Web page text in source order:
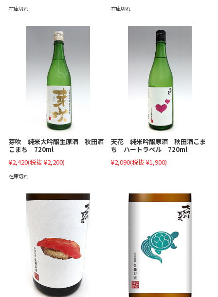
在庫切れ 在庫切れ
芽吹 純米大吟醸生原酒 秋田酒
こまち 720ml
¥2,420(税抜 ¥2,200)
在庫切れ
天花 純米吟醸原酒 秋田酒こま
ち ハートラベル 720ml
¥2,090(税抜 ¥1,900)